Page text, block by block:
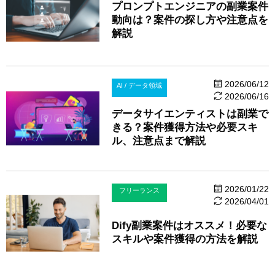
プロンプトエンジニアの副業案件
動向は？案件の探し方や注意点を
解説
AI / データ領域
2026/06/12
2026/06/16
データサイエンティストは副業で
きる？案件獲得方法や必要スキ
ル、注意点まで解説
フリーランス
2026/01/22
2026/04/01
Dify副業案件はオススメ！必要な
スキルや案件獲得の方法を解説